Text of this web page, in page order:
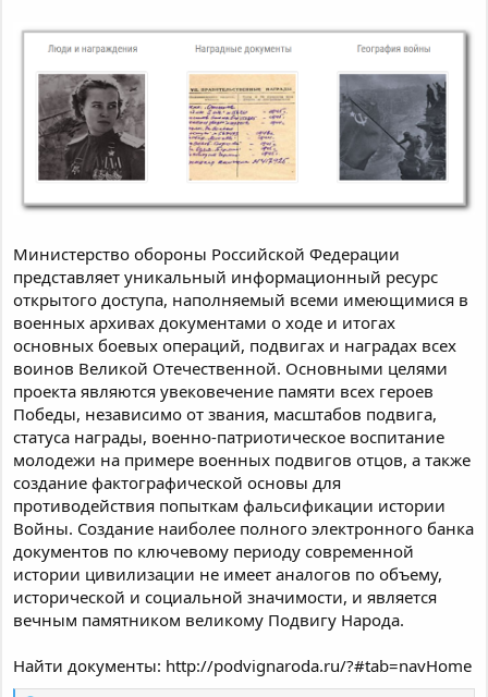
Министерство обороны Российской Федерации
представляет уникальный информационный ресурс
открытого доступа, наполняемый всеми имеющимися в
военных архивах документами о ходе и итогах
основных боевых операций, подвигах и наградах всех
воинов Великой Отечественной. Основными целями
проекта являются увековечение памяти всех героев
Победы, независимо от звания, масштабов подвига,
статуса награды, военно-патриотическое воспитание
молодежи на примере военных подвигов отцов, а также
создание фактографической основы для
противодействия попыткам фальсификации истории
Войны. Создание наиболее полного электронного банка
документов по ключевому периоду современной
истории цивилизации не имеет аналогов по объему,
исторической и социальной значимости, и является
вечным памятником великому Подвигу Народа.
Найти документы: http://podvignaroda.ru/?#tab=navHome